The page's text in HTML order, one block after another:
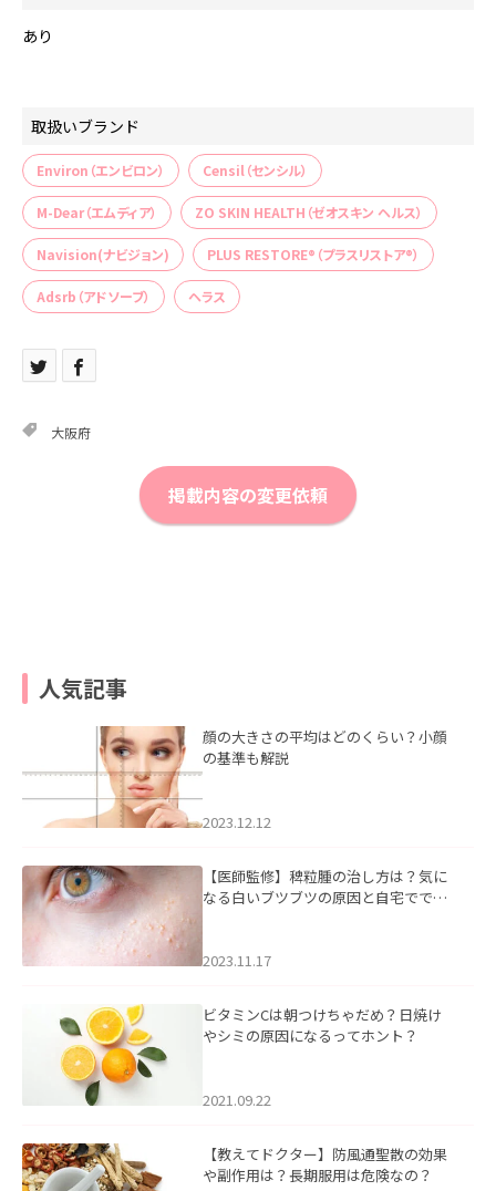
あり
取扱いブランド
Environ（エンビロン） Censil（センシル）
M-Dear（エムディア） ZO SKIN HEALTH（ゼオスキン ヘルス）
Navision(ナビジョン) PLUS RESTORE®（プラスリストア®）
Adsrb（アドソーブ） ヘラス
大阪府
掲載内容の変更依頼
人気記事
顔の大きさの平均はどのくらい？小顔
の基準も解説
2023.12.12
【医師監修】稗粒腫の治し方は？気に
なる白いブツブツの原因と自宅ででき
2023.11.17
ビタミンCは朝つけちゃだめ？日焼け
やシミの原因になるってホント？
2021.09.22
【教えてドクター】防風通聖散の効果
や副作用は？長期服用は危険なの？